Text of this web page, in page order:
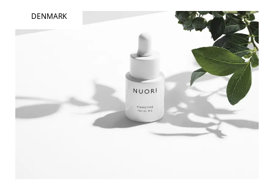
DENMARK